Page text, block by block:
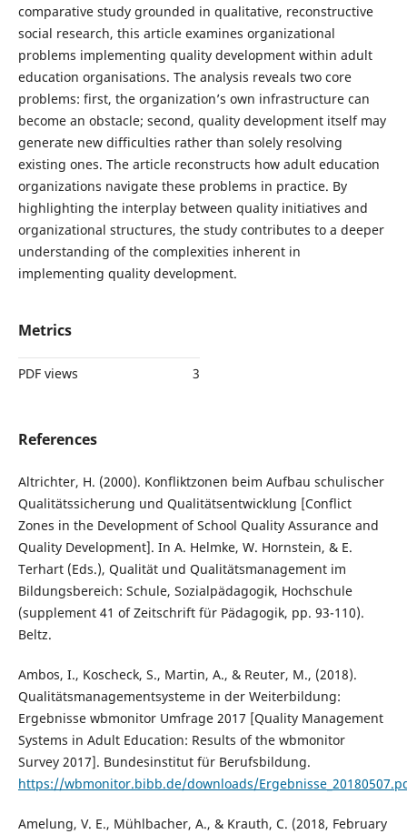
comparative study grounded in qualitative, reconstructive
social research, this article examines organizational
problems implementing quality development within adult
education organisations. The analysis reveals two core
problems: first, the organization’s own infrastructure can
become an obstacle; second, quality development itself may
generate new difficulties rather than solely resolving
existing ones. The article reconstructs how adult education
organizations navigate these problems in practice. By
highlighting the interplay between quality initiatives and
organizational structures, the study contributes to a deeper
understanding of the complexities inherent in
implementing quality development.
Metrics
PDF views 3
References
Altrichter, H. (2000). Konfliktzonen beim Aufbau schulischer
Qualitätssicherung und Qualitätsentwicklung [Conflict
Zones in the Development of School Quality Assurance and
Quality Development]. In A. Helmke, W. Hornstein, & E.
Terhart (Eds.), Qualität und Qualitätsmanagement im
Bildungsbereich: Schule, Sozialpädagogik, Hochschule
(supplement 41 of Zeitschrift für Pädagogik, pp. 93-110).
Beltz.
Ambos, I., Koscheck, S., Martin, A., & Reuter, M., (2018).
Qualitätsmanagementsysteme in der Weiterbildung:
Ergebnisse wbmonitor Umfrage 2017 [Quality Management
Systems in Adult Education: Results of the wbmonitor
Survey 2017]. Bundesinstitut für Berufsbildung.
https://wbmonitor.bibb.de/downloads/
Amelung, V. E., Mühlbacher, A., & Krauth, C. (2018, February